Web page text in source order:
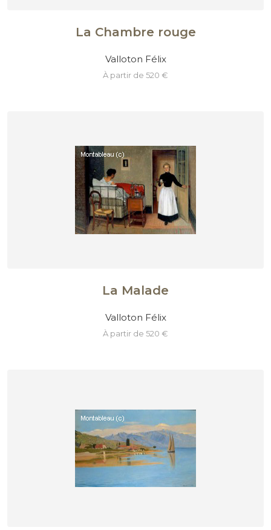
La Chambre rouge
Valloton Félix
à partir de 520 €
La Malade
Valloton Félix
à partir de 520 €